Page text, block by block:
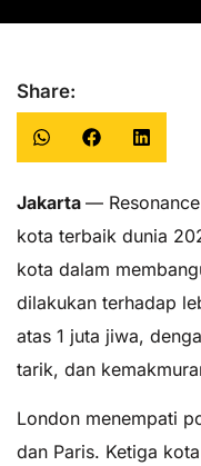
Share:
Jakarta —
kota terbaik dunia
kota dalam
dilakukan terhadap
atas 1 juta jiwa,
tarik, dan
London menempati
dan Paris. Ketiga